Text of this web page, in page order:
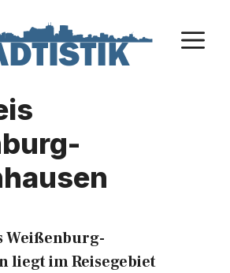
Weißenburg-
liegt im Reisegebiet